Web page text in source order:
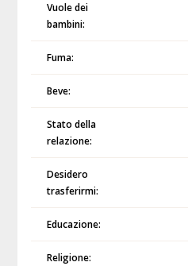
Vuole dei
bambini:
Fuma:
Beve:
Stato della
relazione:
Desidero
trasferirmi:
Educazione:
Religione: